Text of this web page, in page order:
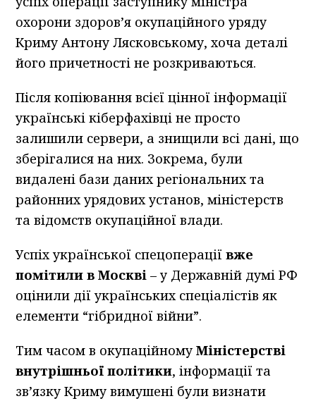
охорони здоров’я окупаційного уряду
Криму Антону Лясковському, хоча деталі
його причетності не розкриваються.
Після копіювання всієї цінної інформації
українські кіберфахівці не просто
залишили сервери, а знищили всі дані, що
зберігалися на них. Зокрема, були
видалені бази даних регіональних та
районних урядових установ, міністерств
та відомств окупаційної влади.
Успіх української спецопераціївже
помітили в Москві– у Державній думі РФ
оцінили дії українських спеціалістів як
елементи “гібридної війни”.
Тим часом в окупаційному Міністерстві
внутрішньої політики, інформації та
зв’язку Криму вимушені були визнати